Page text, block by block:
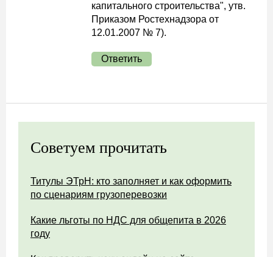
капитального строительства", утв.
Приказом Ростехнадзора от
12.01.2007 № 7).
Ответить
Советуем прочитать
Титулы ЭТрН: кто заполняет и как оформить
по сценариям грузоперевозки
Какие льготы по НДС для общепита в 2026
году